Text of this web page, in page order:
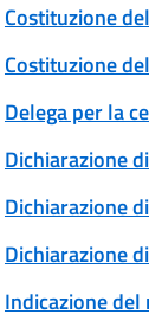
Costituzione
Costituzione
Delega per la
Dichiarazione
Dichiarazione
Dichiarazione
Indicazione